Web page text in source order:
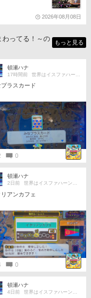
2026年08月08日
わってる！～の
もっと見る
頓瀬ハナ
17時間前 世界はイスファハーンの倍
ラスカード
0
頓瀬ハナ
2日前 世界はイスファハーンの倍
アンカフェ
0
頓瀬ハナ
4日前 世界はイスファハーンの倍